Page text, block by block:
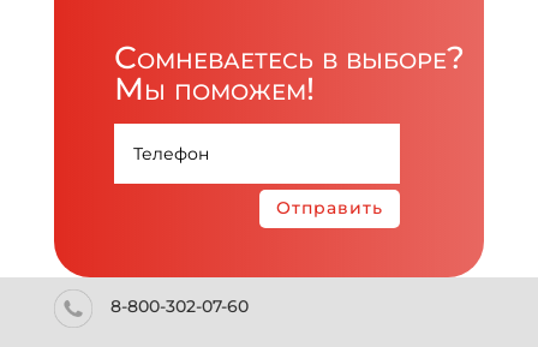
Сомневаетесь в выборе?
Мы поможем!
Отправить
8-800-302-07-60